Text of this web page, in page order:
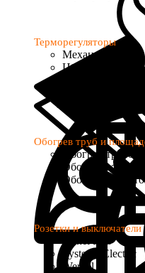
Терморегуляторы
Механические
Цифровые
Обогрев труб и
Обогрев
Обогрев
Обогрев
Розетки и выключатели
Donel R98
Systeme Electric
Werkel